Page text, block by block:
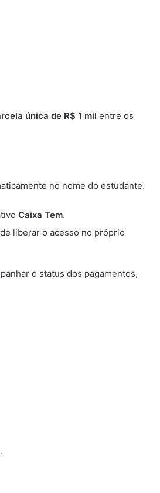
única de R$ 1 mil entre os
no nome do estudante.
Caixa Tem.
liberar o acesso no próprio
o status dos pagamentos,